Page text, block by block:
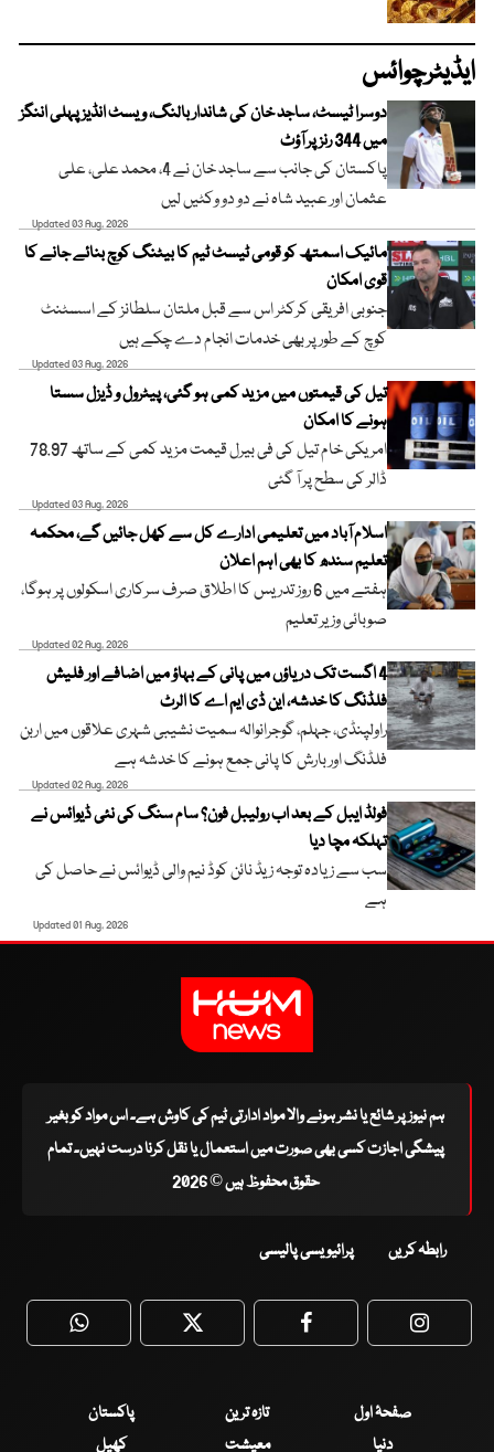
ایڈیٹرچوائس
دوسرا ٹیسٹ، ساجد خان کی شاندار بالنگ، ویسٹ انڈیز پہلی اننگز
میں 344 رنز پر آؤٹ
پاکستان کی جانب سے ساجد خان نے 4، محمد علی، علی
عثمان اور عبید شاہ نے دو دو وکٹیں لیں
Updated 03 Aug, 2026
مائیک اسمتھ کو قومی ٹیسٹ ٹیم کا بیٹنگ کوچ بنائے جانے کا
قوی امکان
جنوبی افریقی کرکٹر اس سے قبل ملتان سلطانز کے اسسٹنٹ
کوچ کے طور پر بھی خدمات انجام دے چکے ہیں
Updated 03 Aug, 2026
تیل کی قیمتوں میں مزید کمی ہو گئی، پیٹرول و ڈیزل سستا
ہونے کا امکان
امریکی خام تیل کی فی بیرل قیمت مزید کمی کے ساتھ 78.97
ڈالر کی سطح پر آ گئی
Updated 03 Aug, 2026
اسلام آباد میں تعلیمی ادارے کل سے کھل جائیں گے، محکمہ
تعلیم سندھ کا بھی اہم اعلان
ہفتے میں 6 روز تدریس کا اطلاق صرف سرکاری اسکولوں پر ہوگا،
صوبائی وزیر تعلیم
Updated 02 Aug, 2026
4 اگست تک دریاؤں میں پانی کے بہاؤ میں اضافے اور فلیش
فلڈنگ کا خدشہ، این ڈی ایم اے کا الرٹ
راولپنڈی، جہلم، گوجرانوالہ سمیت نشیبی شہری علاقوں میں اربن
فلڈنگ اور بارش کا پانی جمع ہونے کا خدشہ ہے
Updated 02 Aug, 2026
فولڈ ایبل کے بعد اب رولیبل فون؟ سام سنگ کی نئی ڈیوائس نے
تہلکہ مچا دیا
سب سے زیادہ توجہ زیڈ نائن کوڈ نیم والی ڈیوائس نے حاصل کی
ہے
Updated 01 Aug, 2026
ہم نیوز پر شائع یا نشر ہونے والا مواد ادارتی ٹیم کی کاوش ہے۔ اس مواد کو بغیر
پیشگی اجازت کسی بھی صورت میں استعمال یا نقل کرنا درست نہیں۔ تمام
حقوق محفوظ ہیں © 2026
رابطہ کریں پرائیویسی پالیسی
WhatsApp Twitter Facebook
صفحۂ اول تازہ ترین
پاکستان
دنیا
معیشت کھیل